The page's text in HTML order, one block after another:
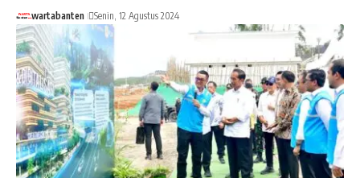
wartabanten Senin, 12 Agustus 2024